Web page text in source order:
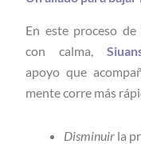
En este proceso
con calma,
apoyo que
mente corre más
Disminuir la